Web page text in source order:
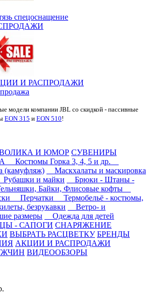
спецоснащение
И РАСПРОДАЖИ
модели компании JBL со скидкой - пассивные
EON 315 и EON 510!
И ЮМОР СУВЕНИРЫ
Костюмы Горка 3, 4, 5 и др.
(камуфляж)
Маскхалаты и маскировка
Рубашки и майки
Брюки - Штаны -
Байки, Флисовые кофты
Перчатки
Термобельё - костюмы,
безрукавки
Ветро- и
размеры
Одежда для детей
- САПОГИ СНАРЯЖЕНИЕ
ВЫБРАТЬ РАСЦВЕТКУ БРЕНДЫ
АКЦИИ И РАСПРОДАЖИ
ВИДЕООБЗОРЫ